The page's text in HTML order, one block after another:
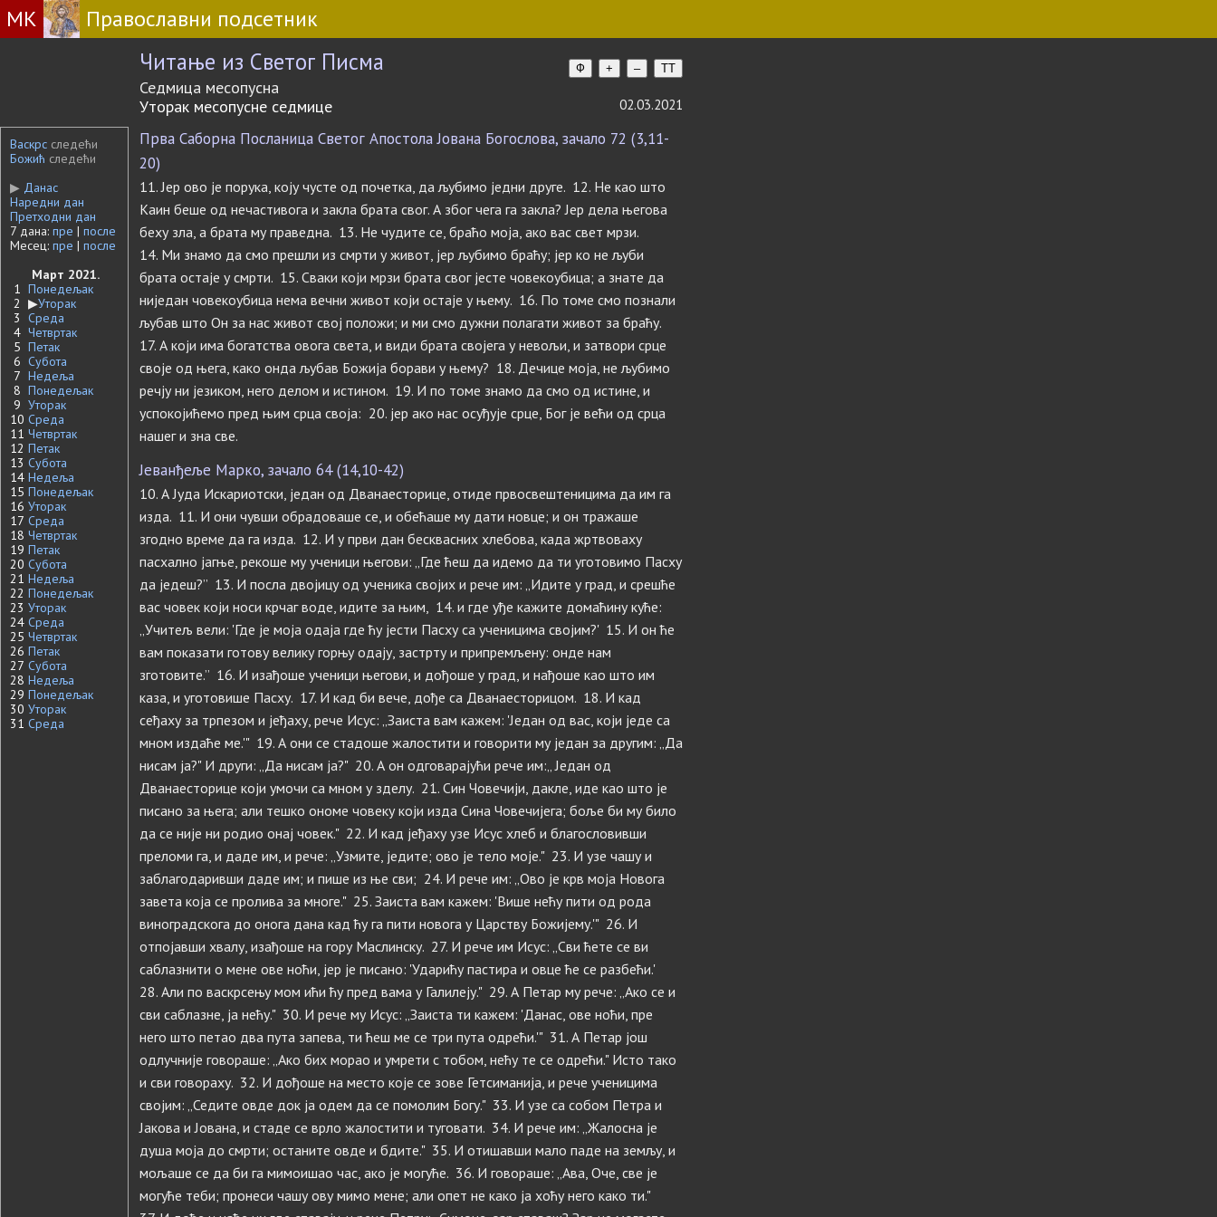
МК Православни подсетник
Читање из Светог Писма Ф + – TT
Седмица месопусна
Уторак месопусне седмице
02.03.2021
Васкрс следећи
Божић следећи
▶ Данас
Наредни дан
Претходни дан
7 дана: пре | после
Месец: пре | после
Март 2021.
1 Понедељак
2 ▶Уторак
3 Среда
4 Четвртак
5 Петак
6 Субота
7 Недеља
8 Понедељак
9 Уторак
10 Среда
11 Четвртак
12 Петак
13 Субота
14 Недеља
15 Понедељак
16 Уторак
17 Среда
18 Четвртак
19 Петак
20 Субота
21 Недеља
22 Понедељак
23 Уторак
24 Среда
25 Четвртак
26 Петак
27 Субота
28 Недеља
29 Понедељак
30 Уторак
31 Среда
Прва Саборна Посланица Светог Апостола Јована Богослова, зачало 72 (3,11-
20)
11. Јер ово је порука, коју чусте од почетка, да љубимо једни друге. 12. Не као што
Каин беше од нечастивога и закла брата свог. А због чега га закла? Јер дела његова
беху зла, а брата му праведна. 13. Не чудите се, браћо моја, ако вас свет мрзи.
14. Ми знамо да смо прешли из смрти у живот, јер љубимо браћу; јер ко не љуби
брата остаје у смрти. 15. Сваки који мрзи брата свог јесте човекоубица; а знате да
ниједан човекоубица нема вечни живот који остаје у њему. 16. По томе смо познали
љубав што Он за нас живот свој положи; и ми смо дужни полагати живот за браћу.
17. А који има богатства овога света, и види брата својега у невољи, и затвори срце
своје од њега, како онда љубав Божија борави у њему? 18. Дечице моја, не љубимо
речју ни језиком, него делом и истином. 19. И по томе знамо да смо од истине, и
успокојићемо пред њим срца своја: 20. јер ако нас осуђује срце, Бог је већи од срца
нашег и зна све.
Јеванђеље Марко, зачало 64 (14,10-42)
10. А Јуда Искариотски, један од Дванаесторице, отиде првосвештеницима да им га
изда. 11. И они чувши обрадоваше се, и обећаше му дати новце; и он тражаше
згодно време да га изда. 12. И у први дан бесквасних хлебова, када жртвоваху
пасхално јагње, рекоше му ученици његови: „Где ћеш да идемо да ти уготовимо Пасху
да једеш?” 13. И посла двојицу од ученика својих и рече им: „Идите у град, и срешће
вас човек који носи крчаг воде, идите за њим, 14. и где уђе кажите домаћину куће:
„Учитељ вели: 'Где је моја одаја где ћу јести Пасху са ученицима својим?' 15. И он ће
вам показати готову велику горњу одају, застрту и припремљену: онде нам
зготовите.” 16. И изађоше ученици његови, и дођоше у град, и нађоше као што им
каза, и уготовише Пасху. 17. И кад би вече, дође са Дванаесторицом. 18. И кад
сеђаху за трпезом и јеђаху, рече Исус: „Заиста вам кажем: 'Један од вас, који једе са
мном издаће ме.'" 19. А они се стадоше жалостити и говорити му један за другим: „Да
нисам ја?" И други: „Да нисам ја?" 20. А он одговарајући рече им:„ Један од
Дванаесторице који умочи са мном у зделу. 21. Син Човечији, дакле, иде као што је
писано за њега; али тешко ономе човеку који изда Сина Човечијега; боље би му било
да се није ни родио онај човек." 22. И кад јеђаху узе Исус хлеб и благословивши
преломи га, и даде им, и рече: „Узмите, једите; ово је тело моје." 23. И узе чашу и
заблагодаривши даде им; и пише из ње сви; 24. И рече им: „Ово је крв моја Новога
завета која се пролива за многе." 25. Заиста вам кажем: 'Више нећу пити од рода
виноградскога до онога дана кад ћу га пити новога у Царству Божијему.'" 26. И
отпојавши хвалу, изађоше на гору Маслинску. 27. И рече им Исус: „Сви ћете се ви
саблазнити о мене ове ноћи, јер је писано: 'Ударићу пастира и овце ће се разбећи.'
28. Али по васкрсењу мом ићи ћу пред вама у Галилеју." 29. А Петар му рече: „Ако се и
сви саблазне, ја нећу." 30. И рече му Исус: „Заиста ти кажем: 'Данас, ове ноћи, пре
него што петао два пута запева, ти ћеш ме се три пута одрећи.'" 31. А Петар још
одлучније говораше: „Ако бих морао и умрети с тобом, нећу те се одрећи." Исто тако
и сви говораху. 32. И дођоше на место које се зове Гетсиманија, и рече ученицима
својим: „Седите овде док ја одем да се помолим Богу." 33. И узе са собом Петра и
Јакова и Јована, и стаде се врло жалостити и туговати. 34. И рече им: „Жалосна је
душа моја до смрти; останите овде и бдите." 35. И отишавши мало паде на земљу, и
мољаше се да би га мимоишао час, ако је могуће. 36. И говораше: „Ава, Оче, све је
могуће теби; пронеси чашу ову мимо мене; али опет не како ја хоћу него како ти."